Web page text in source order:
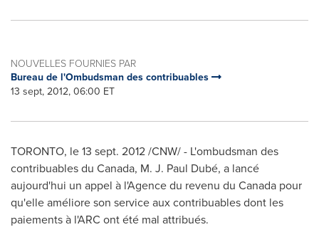
NOUVELLES FOURNIES PAR
Bureau de l'Ombudsman des contribuables
13 sept, 2012, 06:00 ET
TORONTO, le13 sept. 2012/CNW/ - L'ombudsman des
contribuables du Canada, M. J. Paul Dubé, a lancé
aujourd'hui un appel à l'Agence du revenu du Canada pour
qu'elle améliore son service aux contribuables dont les
paiements à l'ARC ont été mal attribués.